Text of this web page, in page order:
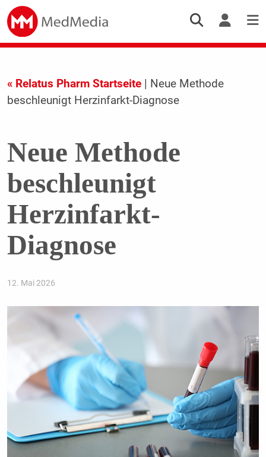
« Relatus Pharm Startseite| Neue Methode
beschleunigt Herzinfarkt-Diagnose
Neue Methode
beschleunigt
Herzinfarkt-
Diagnose
12. Mai 2026